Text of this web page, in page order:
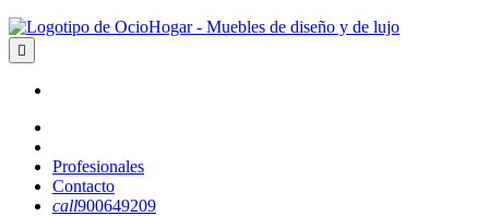

Profesionales
Contacto
call900649209